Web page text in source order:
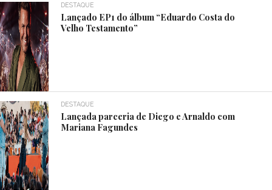
DESTAQUE
Lançado EP1 do álbum “Eduardo Costa do
Velho Testamento”
DESTAQUE
Lançada parceria de Diego e Arnaldo com
Mariana Fagundes